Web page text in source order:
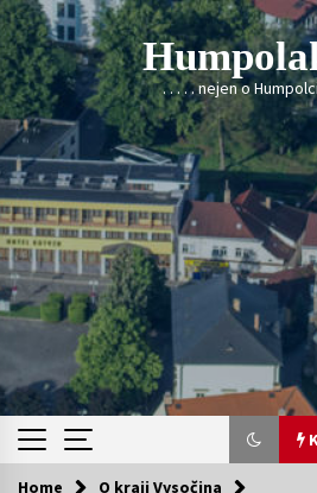
Skip
to
content
. . . . . nejen o
Home O kraji Vysočina